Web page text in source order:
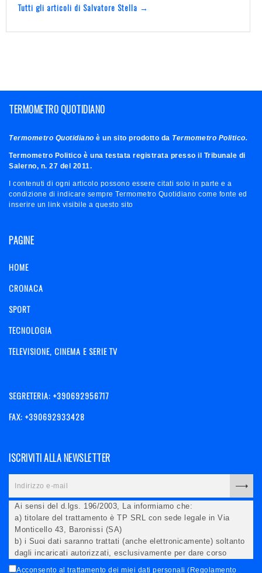
Tutti gli articoli di Salvatore Stella →
TERMOMETRO QUOTIDIANO
Termometro Quotidiano è un sito prodotto da Termometro Politico.
Termometro Politico è una testata registrata presso il Tribunale di
Salerno, n. 27 del 2011.
I contenuti di ogni articolo possono essere citati solo in parte e a
condizione di indicare sempre Termometro Quotidiano come fonte ed
inserire un link visibile a questo sito
PAGINE
HOME
CRONACA
SPORT
TECNOLOGIA
TELEVISIONE, CINEMA E SERIE TV
SEGRETERIA: +390692956717
FAX: +390692933428
ISCRIVITI ALLA NEWSLETTER
Ai sensi del d.lgs. 196/2003, La informiamo che:
a) titolare del trattamento è TP SRL con sede legale in Via
Monticello 43, Baronissi (SA)
b) i Suoi dati saranno trattati (anche elettronicamente) soltanto
dagli incaricati autorizzati, esclusivamente per dare corso
all'invio della newsletter e per l'invio (anche via email) di
Acconsento al trattamento dei miei dati personali (Regolamento